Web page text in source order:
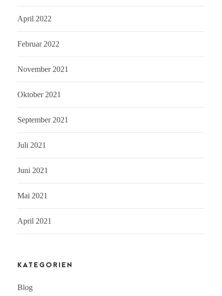
April 2022
Februar 2022
November 2021
Oktober 2021
September 2021
Juli 2021
Juni 2021
Mai 2021
April 2021
KATEGORIEN
Blog